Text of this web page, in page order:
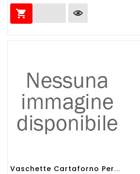

Vaschette Cartaforno Per...